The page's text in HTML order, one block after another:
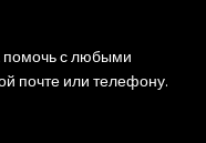
помочь с любыми
почте или телефону.